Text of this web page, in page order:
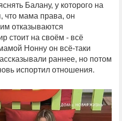
Балану, у которого на
что мама права, он
отказываются
стоит на своём - всё
Нонну он всё-таки
раннее, но потом
испортил отношения.